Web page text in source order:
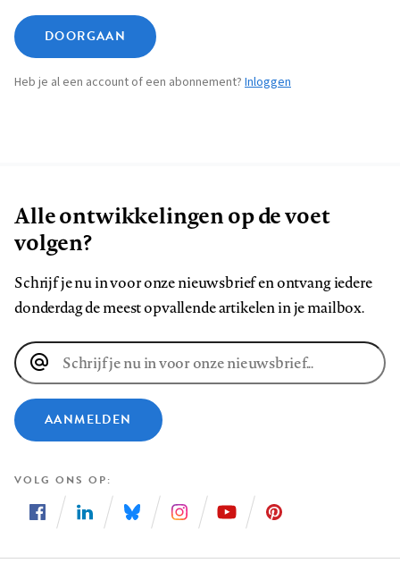
DOORGAAN
Heb je al een account of een abonnement? Inloggen
Alle ontwikkelingen op de voet
volgen?
Schrijf je nu in voor onze nieuwsbrief en ontvang iedere
donderdag de meest opvallende artikelen in je mailbox.
E-
mailadres
AANMELDEN
VOLG ONS OP
ons
ons
ons
ons
ons
ons